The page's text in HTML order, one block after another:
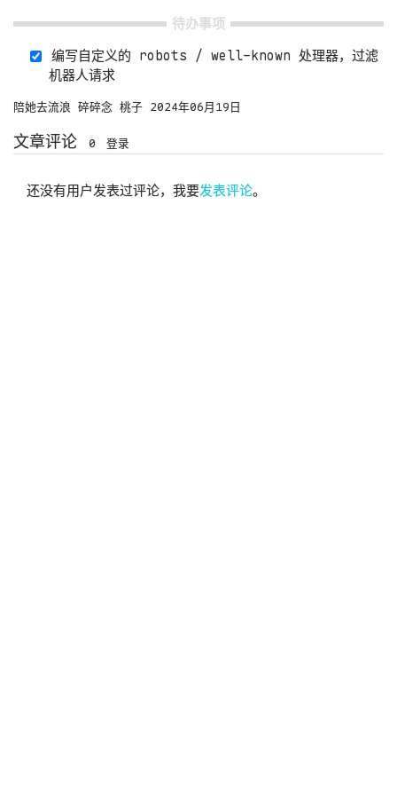
待办事项
编写自定义的 robots / well-known 处理器，过滤
机器人请求
陪她去流浪 碎碎念 桃子 2024年06月19日
文章评论 0 登录
还没有用户发表过评论，我要发表评论。